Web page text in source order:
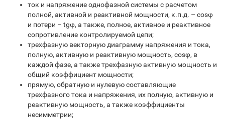
ток и напряжение однофазной системы с расчетом
полной, активной и реактивной мощности, к.п.д. – cosφ
и потери – tgφ, а также, полное, активное и реактивное
сопротивление контролируемой цепи;
трехфазную векторную диаграмму напряжения и тока,
полную, активную и реактивную мощность, cosφ, в
каждой фазе, а также трехфазную активную мощность и
общий коэффициент мощности;
прямую, обратную и нулевую составляющие
трехфазного тока и напряжения, их полную, активную и
реактивную мощность, а также коэффициенты
несимметрии;